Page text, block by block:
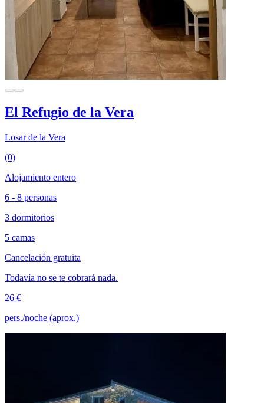
El Refugio de la Vera
Losar de la Vera
(0)
Alojamiento entero
6 - 8 personas
3 dormitorios
5 camas
Cancelación gratuita
Todavía no se te cobrará nada.
26 €
pers./noche (aprox.)